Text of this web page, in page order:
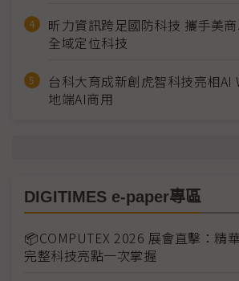
昕力資訊跨足國防科技 攜手美
全域定位科技
台科大育成新創虎智科技亮相AI
地端AI商用
DIGITIMES e-paper專區
📦COMPUTEX 2026 展會直擊：精
完整科技亮點一次掌握